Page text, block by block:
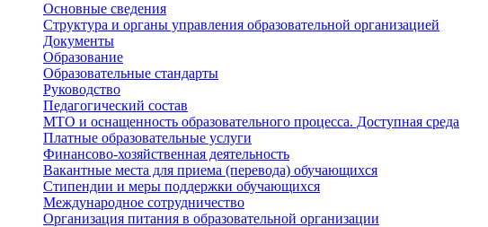
Основные сведения
Структура и органы управления образовательной организацией
Документы
Образование
Образовательные стандарты
Руководство
Педагогический состав
МТО и оснащенность образовательного процесса. Доступная среда
Платные образовательные услуги
Финансово-хозяйственная деятельность
Вакантные места для приема (перевода) обучающихся
Стипендии и меры поддержки обучающихся
Международное сотрудничество
Организация питания в образовательной организации